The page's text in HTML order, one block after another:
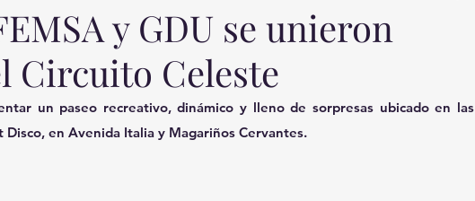
y GDU se unieron
Circuito Celeste
un paseo recreativo, dinámico y lleno de sorpresas ubicado en las
en Avenida Italia y Magariños Cervantes.